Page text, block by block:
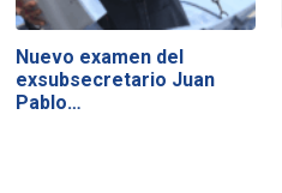
Nuevo examen del
exsubsecretario Juan
Pablo…